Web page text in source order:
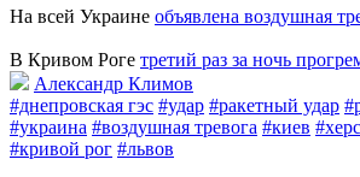
На всей Украине объявлена воздушная
В Кривом Роге третий раз за ночь
Александр Климов
#днепровская гэс #удар #ракетный удар
#украина #воздушная тревога #киев
#кривой рог #львов